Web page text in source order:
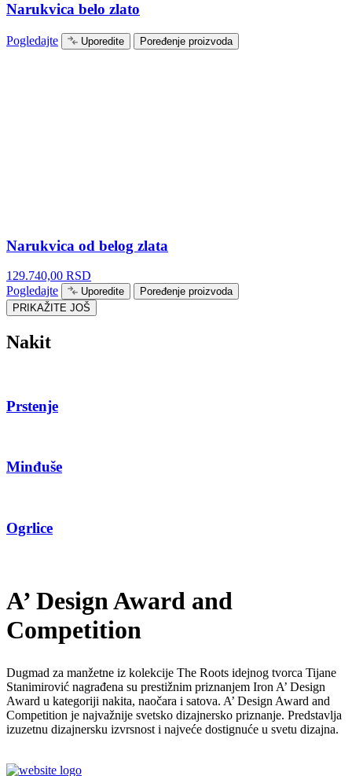
Narukvica belo zlato
Pogledajte Uporedite Poređenje proizvoda
Narukvica od belog zlata
129.740,00 RSD
Pogledajte
Uporedite
Poređenje proizvoda
PRIKAŽITE JOŠ
Nakit
Prstenje
Minđuše
Ogrlice
A’ Design Award and
Competition
Dugmad za manžetne iz kolekcije The Roots idejnog tvorca Tijane
Stanimirović nagrađena su prestižnim priznanjem Iron A’ Design
Award u kategoriji nakita, naočara i satova. A’ Design Award and
Competition je najvažnije svetsko dizajnersko priznanje. Predstavlja
izuzetnu dizajnersku izvrsnost i najveće dostignuće u svetu dizajna.